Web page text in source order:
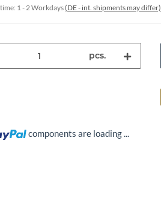
1 - 2 Workdays(DE - int. shipments may differ)
pcs.
components are loading ...